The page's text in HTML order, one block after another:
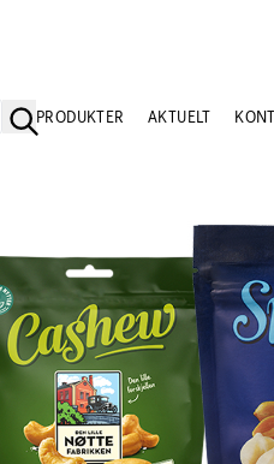
PRODUKTER AKTUELT